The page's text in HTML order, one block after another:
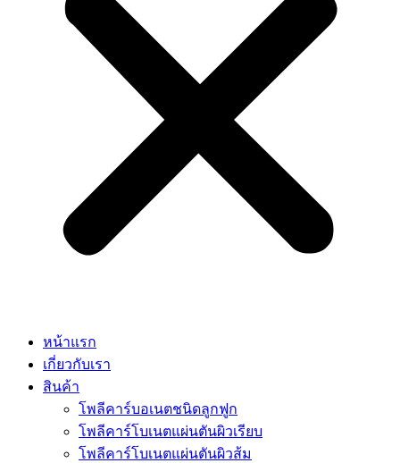
หน้าแรก
เกี่ยวกับเรา
สินค้า
โพลีคาร์บอเนตชนิดลูกฟูก
โพลีคาร์โบเนตแผ่นตันผิวเรียบ
โพลีคาร์โบเนตแผ่นตันผิวส้ม